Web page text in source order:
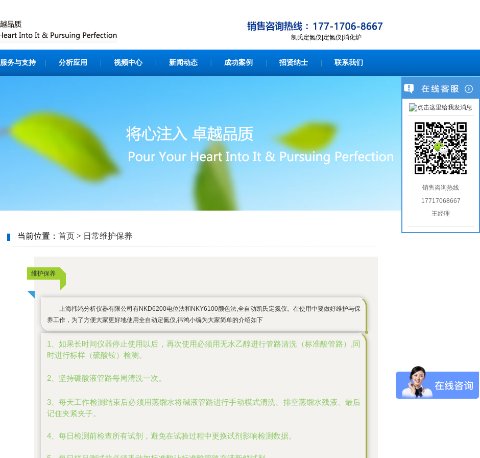
凯氏定氮仪|定氮仪|消化炉
服务与支持 分析应用 视频中心 新闻动态 成功案例 招贤纳士 联系我们
当前位置： 首页 > 日常维护保养
维护保养
上海祎鸿分析仪器有限公司有NKD6200电位法和NKY6100颜色法,全自动凯氏定氮仪。在使用中要做好维护与保
养工作，为了方便大家更好地使用全自动定氮仪,祎鸿小编为大家简单的介绍如下
1、如果长时间仪器停止使用以后，再次使用必须用无水乙醇进行管路清洗（标准酸管路）,同
时进行标样（硫酸铵）检测。
2、坚持硼酸液管路每周清洗一次。
3、每天工作检测结束后必须用蒸馏水将碱液管路进行手动模式清洗、排空蒸馏水残液、最后
记住夹紧夹子。
4、每日检测前检查所有试剂，避免在试验过程中更换试剂影响检测数据。
销售咨询热线
17717068667
王经理